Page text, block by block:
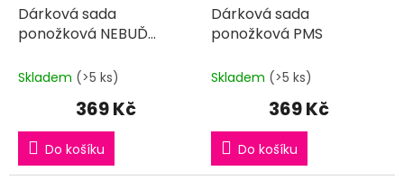
Dárková sada
ponožková NEBUĎ
Skladem (>5 ks)
369 Kč
Do košíku
Dárková sada
ponožková PMS
Skladem (>5 ks)
369 Kč
Do košíku